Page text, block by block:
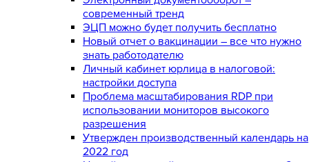
современный тренд
ЭЦП можно будет получить бесплатно
Новый отчет о вакцинации – все что нужно
знать работодателю
Личный кабинет юрлица в налоговой:
настройки доступа
Проблема масштабирования RDP при
использовании мониторов высокого
разрешения
Утвержден производственный календарь на
2022 год